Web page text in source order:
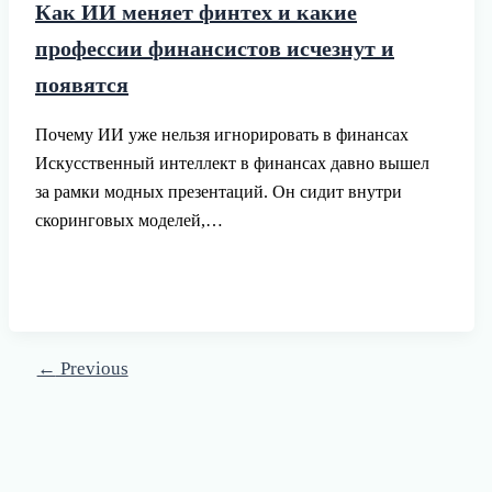
Как ИИ меняет финтех и какие
профессии финансистов исчезнут и
появятся
Почему ИИ уже нельзя игнорировать в финансах
Искусственный интеллект в финансах давно вышел
за рамки модных презентаций. Он сидит внутри
скоринговых моделей,…
← Previous